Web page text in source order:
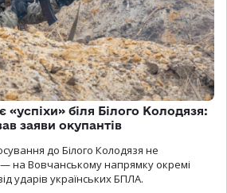
«успіхи» біля Білого Колодязя:
заяви окупантів
до Білого Колодязя не
на Вовчанському напрямку окремі
ударів українських БПЛА.